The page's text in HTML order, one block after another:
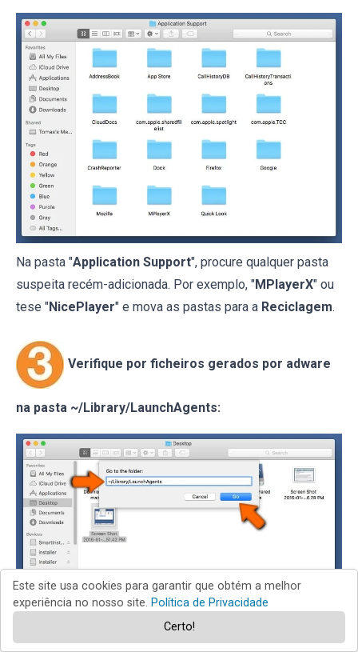
Na pasta "Application Support", procure qualquer pasta
suspeita recém-adicionada. Por exemplo, "MPlayerX" ou
tese "NicePlayer" e mova as pastas para a Reciclagem.
Verifique por ficheiros gerados por adware
na pasta ~/Library/LaunchAgents:
Na barra Ir para Pasta, escreva:~/Library/LaunchAgents
Este site usa cookies para garantir que obtém a melhor
experiência no nosso site. Política de Privacidade
Certo!